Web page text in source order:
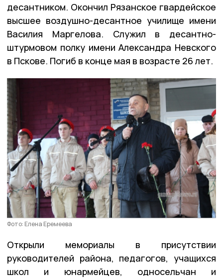
десантником. Окончил Рязанское гвардейское
высшее воздушно-десантное училище имени
Василия Маргелова. Служил в десантно-
штурмовом полку имени Александра Невского
в Пскове. Погиб в конце мая в возрасте 26 лет.
Фото: Елена Еремеева
Открыли мемориалы в присутствии
руководителей района, педагогов, учащихся
школ и юнармейцев, односельчан и